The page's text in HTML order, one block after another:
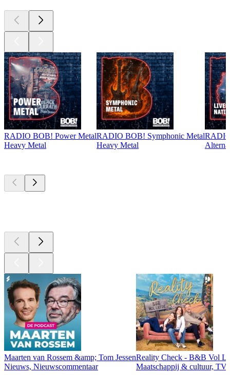
RADIO BOB! Power Metal
Heavy Metal
RADIO BOB! Symphonic Metal
Heavy Metal
Maarten van Rossem &amp; Tom Jessen
Nieuws, Nieuwscommentaar
Reality Check - B&B Vol
Maatschappij & cultuur,